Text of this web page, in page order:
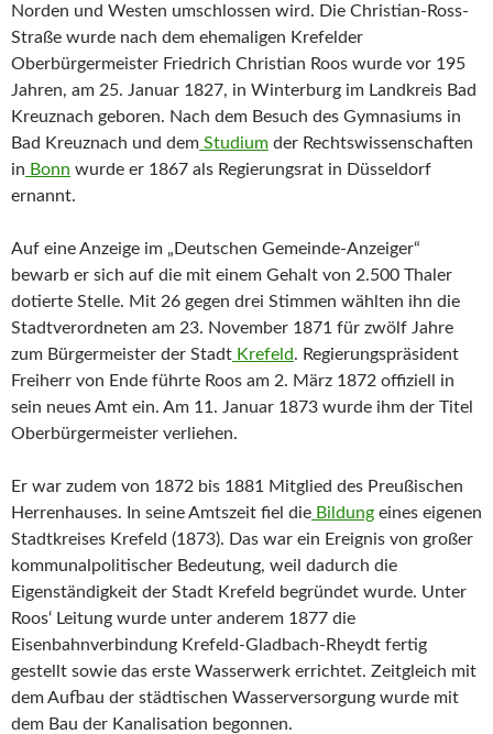
Norden und Westen umschlossen wird. Die Christian-Ross-
Straße wurde nach dem ehemaligen Krefelder
Oberbürgermeister Friedrich Christian Roos wurde vor 195
Jahren, am 25. Januar 1827, in Winterburg im Landkreis Bad
Kreuznach geboren. Nach dem Besuch des Gymnasiums in
Bad Kreuznach und dem Studium der Rechtswissenschaften
in Bonn wurde er 1867 als Regierungsrat in Düsseldorf
ernannt.
Auf eine Anzeige im „Deutschen Gemeinde-Anzeiger“
bewarb er sich auf die mit einem Gehalt von 2.500 Thaler
dotierte Stelle. Mit 26 gegen drei Stimmen wählten ihn die
Stadtverordneten am 23. November 1871 für zwölf Jahre
zum Bürgermeister der Stadt Krefeld. Regierungspräsident
Freiherr von Ende führte Roos am 2. März 1872 offiziell in
sein neues Amt ein. Am 11. Januar 1873 wurde ihm der Titel
Oberbürgermeister verliehen.
Er war zudem von 1872 bis 1881 Mitglied des Preußischen
Herrenhauses. In seine Amtszeit fiel die Bildung eines eigenen
Stadtkreises Krefeld (1873). Das war ein Ereignis von großer
kommunalpolitischer Bedeutung, weil dadurch die
Eigenständigkeit der Stadt Krefeld begründet wurde. Unter
Roos‘ Leitung wurde unter anderem 1877 die
Eisenbahnverbindung Krefeld-Gladbach-Rheydt fertig
gestellt sowie das erste Wasserwerk errichtet. Zeitgleich mit
dem Aufbau der städtischen Wasserversorgung wurde mit
dem Bau der Kanalisation begonnen.